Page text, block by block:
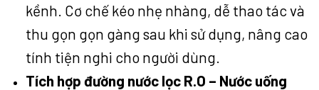
kềnh. Cơ chế kéo nhẹ nhàng, dễ thao tác và
thu gọn gọn gàng sau khi sử dụng, nâng cao
tính tiện nghi cho người dùng.
Tích hợp đường nước lọc R.O – Nước uống